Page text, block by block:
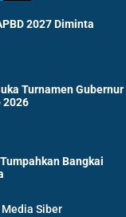
2027 Diminta
Turnamen Gubernur
2026
Bangkai
Siber